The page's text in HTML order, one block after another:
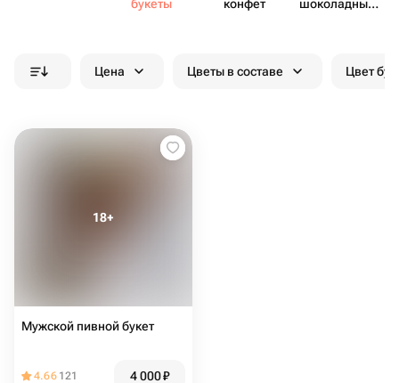
букеты
конфет
шоко​ладных
Цена Цветы в составе Цвет
Мужской пивной букет
4.66 121 4 000₽